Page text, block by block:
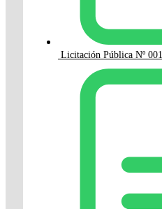
Licitación Pública Nº